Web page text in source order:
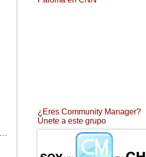
¿Eres Community Manager?
Únete a este grupo